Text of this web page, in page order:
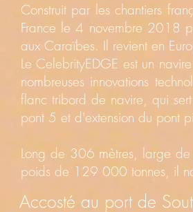
Construit par les chantiers
France le 4 novembre 2018
aux Caraïbes. Il revient en
Le CelebrityEDGE est un
nombreuses innovations
flanc tribord de navire, qui
pont 5 et d'extension du pont
Long de 306 mètres, large
poids de 129 000 tonnes, il
Accosté au port de